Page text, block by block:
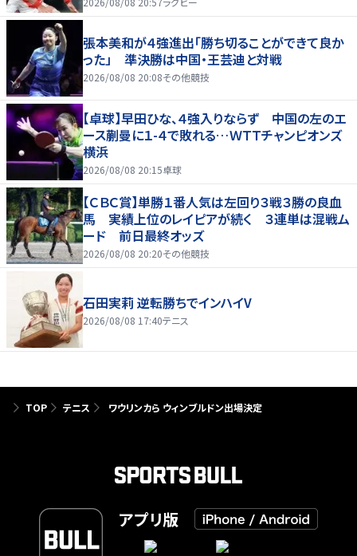
張本美和が４強進出「勝ち切ることができて良か
った」 準決勝は中国・王芸迪と対戦
2026/08/08 20:08その他競技
【卓球】早田ひな、４強入りならず 中国の左のエ
ース蒯曼に１-４で敗れる…ＷＴＴチャンピオンズ
横浜
2026/08/08 20:15卓球
【ＣＢＣ賞】単勝１番人気は左回り３戦３勝の良血
馬 実績上位のレイピアが続く ３連単は混戦ム
ード 前日最終オッズ
2026/08/08 20:20その他競技
石田実莉 逆転勝ちでインハイV
2026/08/08 17:40テニス
TOP テニス ワウリンカら ウィンブルドン出場決定
アプリ版